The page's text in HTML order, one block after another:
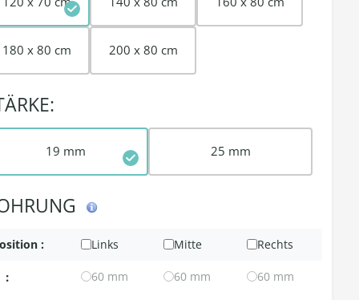
180 x 80 cm 200 x 80 cm
19 mm 25 mm
: Links Mitte Rechts
60 mm 60 mm 60 mm